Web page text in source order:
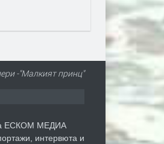
-"Малкият принц"
ЕСКОМ МЕДИА
интервюта и